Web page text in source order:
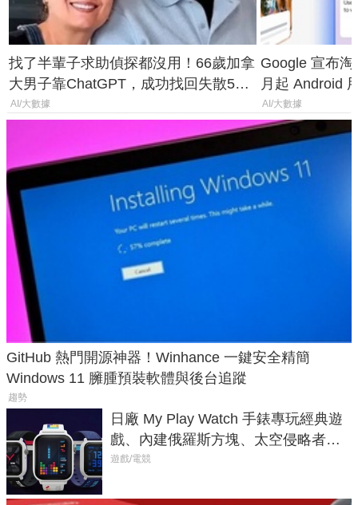
找了半輩子求助偵探都沒用！66歲加拿
大男子靠ChatGPT，成功找回失散50
年家人
AI/大數據
Google 宣布
月起 Android
AI/大數據
GitHub 熱門開源神器！Winhance 一鍵安全精簡
Windows 11 臃腫預裝軟體與後台追蹤
趨勢
日廠 My Play Watch 手錶專玩經典遊
戲、內建俄羅斯方塊、太空侵略者，
不過竟然不能連手機？
遊戲/電競